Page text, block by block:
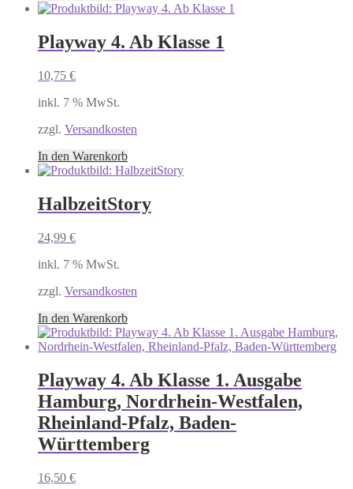
Playway 4. Ab Klasse 1
10,75 €
inkl. 7 % MwSt.
zzgl. Versandkosten
In den Warenkorb
HalbzeitStory
24,99 €
inkl. 7 % MwSt.
zzgl. Versandkosten
In den Warenkorb
Playway 4. Ab Klasse 1. Ausgabe
Hamburg, Nordrhein-Westfalen,
Rheinland-Pfalz, Baden-
Württemberg
16,50 €